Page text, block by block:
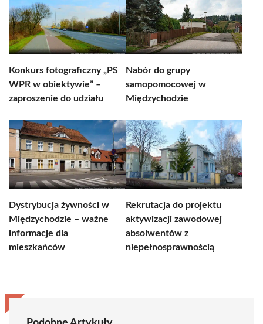
Konkurs fotograficzny „PS
WPR w obiektywie” –
zaproszenie do udziału
Nabór do grupy
samopomocowej w
Międzychodzie
Dystrybucja żywności w
Międzychodzie – ważne
informacje dla
mieszkańców
Rekrutacja do projektu
aktywizacji zawodowej
absolwentów z
niepełnosprawnością